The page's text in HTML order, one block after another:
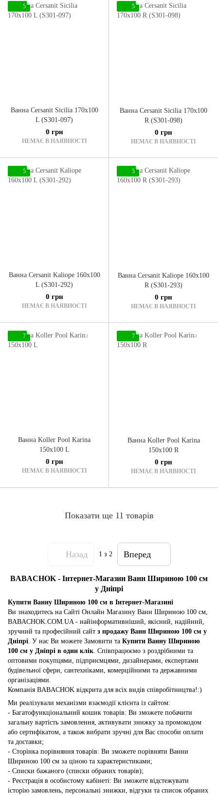
5
Ванна Cersanit Sicilia 170x100
L (S301-097)
0 грн
НЕМАЄ В НАЯВНОСТІ
5
Ванна Cersanit Sicilia 170x100
R (S301-098)
0 грн
НЕМАЄ В НАЯВНОСТІ
5
Ванна Cersanit Kaliope 160x100
L (S301-292)
0 грн
НЕМАЄ В НАЯВНОСТІ
5
Ванна Cersanit Kaliope 160x100
R (S301-293)
0 грн
НЕМАЄ В НАЯВНОСТІ
7
Ванна Koller Pool Karina
150x100 L
0 грн
НЕМАЄ В НАЯВНОСТІ
7
Ванна Koller Pool Karina
150x100 R
0 грн
НЕМАЄ В НАЯВНОСТІ
Показати ще 11 товарів
Назад 1 з 2 Вперед
BABACHOK - Інтернет-Магазин Ванн Шириною 100 см
у Дніпрі
Купити Ванну Шириною 100 см в Інтернет-Магазині
Ви знаходитесь на Сайті Онлайн Магазину Ванн Шириною 100 см,
BABACHOK.COM.UA - найінформативніший, якісний, надійний,
зручний та професійний сайт з продажу Ванн Шириною 100 см у
Дніпрі. У нас Ви можете Замовити та Купити Ванну Шириною
100 см у Дніпрі в один клік. Співпрацюємо з роздрібними та
оптовими покупцями, підприємцями, дизайнерами, експертами
будівельної сфери, сантехніками, комерційними та державними
організаціями.
Компанія BABACHOK відкрита для всіх видів співробітництва!:)
Ми реалізували механізми взаємодії клієнта із сайтом:
- Багатофункціональний кошик товарів: Ви зможете побачити
загальну вартість замовлення, активувати знижку за промокодом
або сертифікатом, а також вибрати зручні для Вас способи оплати
та доставки;
- Сторінка порівняння товарів: Ви зможете порівняти Ванни
Шириною 100 см за ціною та характеристиками;
- Списки бажаного (списки обраних товарів);
- Реєстрація в особистому кабінеті: Ви зможете відстежувати
історію замовлень, персональні знижки, відгуки та список обраних